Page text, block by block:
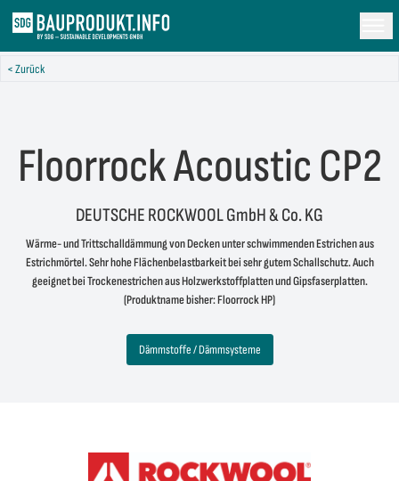
< Zurück
Floorrock Acoustic CP2
DEUTSCHE ROCKWOOL GmbH & Co. KG
Wärme- und Trittschalldämmung von Decken unter schwimmenden Estrichen aus
Estrichmörtel. Sehr hohe Flächenbelastbarkeit bei sehr gutem Schallschutz. Auch
geeignet bei Trockenestrichen aus Holzwerkstoffplatten und Gipsfaserplatten.
(Produktname bisher: Floorrock HP)
Dämmstoffe / Dämmsysteme